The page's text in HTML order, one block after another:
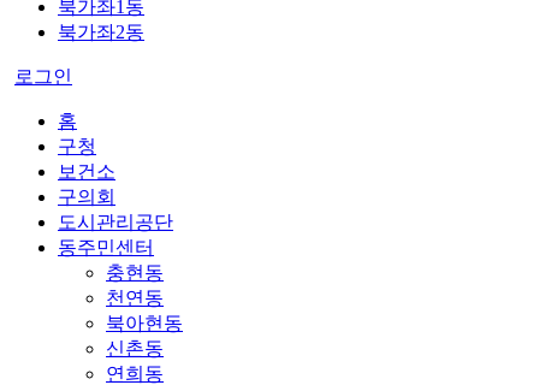
북가좌1동
북가좌2동
로그인
홈
구청
보건소
구의회
도시관리공단
동주민센터
충현동
천연동
북아현동
신촌동
연희동